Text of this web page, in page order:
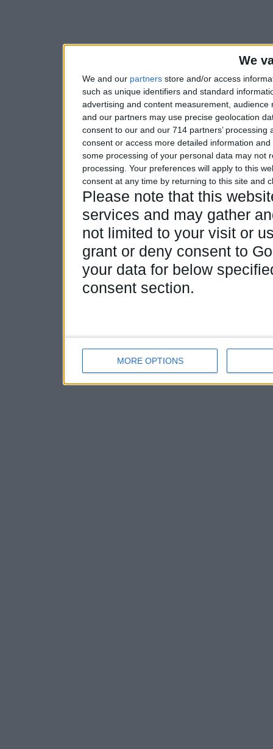
We
We and our partners store and/or access
such as unique identifiers and standard
advertising and content measurement,
and our partners may use precise geolocation
consent to our and our 714 partners’
consent or access more detailed information
some processing of your personal data may not
processing. Your preferences will apply to this
consent at any time by returning to this site and
Please note that this
services and may gather
not limited to your visit or
grant or deny consent to
your data for below
consent section.
MORE OPTIONS